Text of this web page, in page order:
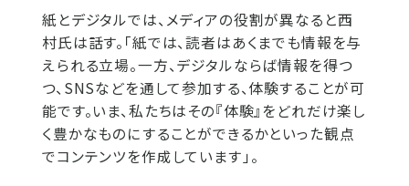
紙とデジタルでは、メディアの役割が異なると西
村氏は話す。「紙では、読者はあくまでも情報を与
えられる立場。一方、デジタルならば情報を得つ
つ、SNSなどを通して参加する、体験することが可
能です。いま、私たちはその『体験』をどれだけ楽し
く豊かなものにすることができるかといった観点
でコンテンツを作成しています」。